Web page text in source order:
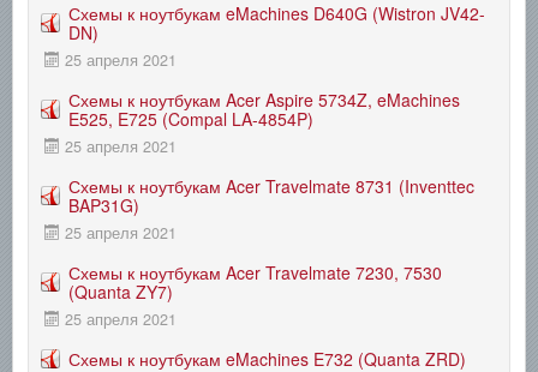
Схемы к ноутбукам eMachines D640G (Wistron JV42-
DN)
25 апреля 2021
Схемы к ноутбукам Acer Aspire 5734Z, eMachines
E525, E725 (Compal LA-4854P)
25 апреля 2021
Схемы к ноутбукам Acer Travelmate 8731 (Inventtec
BAP31G)
25 апреля 2021
Схемы к ноутбукам Acer Travelmate 7230, 7530
(Quanta ZY7)
25 апреля 2021
Схемы к ноутбукам eMachines E732 (Quanta ZRD)